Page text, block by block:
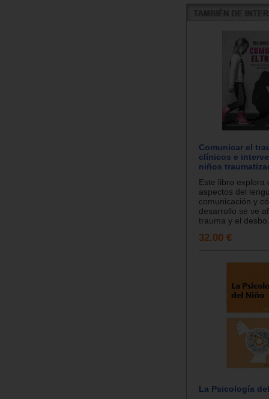
Comunicar el
clínicos e
niños
Este libro explora
aspectos del
comunicación y
desarrollo se ve
trauma y el
32.00 €
La Psicología